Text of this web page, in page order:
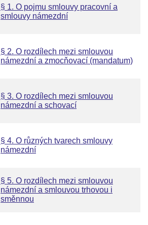
§ 1. O pojmu smlouvy pracovní a
smlouvy námezdní
§ 2. O rozdílech mezi smlouvou
námezdní a zmocňovací (mandatum)
§ 3. O rozdílech mezi smlouvou
námezdní a schovací
§ 4. O různých tvarech smlouvy
námezdní
§ 5. O rozdílech mezi smlouvou
námezdní a smlouvou trhovou i
směnnou